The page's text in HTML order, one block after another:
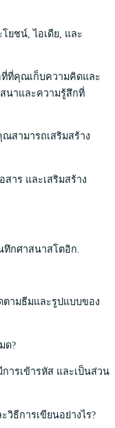
ยชน์, ไอเดีย, และ
ที่ที่คุณเก็บความคิดและ
นาและความรู้สึกที่
สามารถเสริมสร้าง
าร และเสริมสร้าง
ทึกศาสนาสโตอิก.
ามธีมและรูปแบบของ
ด?
ารเข้ารหัส และเป็นส่วน
ธีการเขียนอย่างไร?